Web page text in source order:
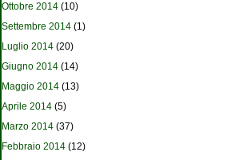
Ottobre 2014 (10)
Settembre 2014 (1)
Luglio 2014 (20)
Giugno 2014 (14)
Maggio 2014 (13)
Aprile 2014 (5)
Marzo 2014 (37)
Febbraio 2014 (12)